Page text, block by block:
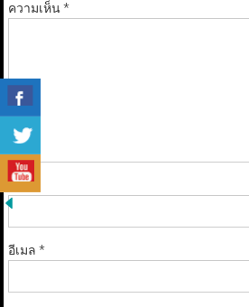
ความเห็น*
ชื่อ*
อีเมล *